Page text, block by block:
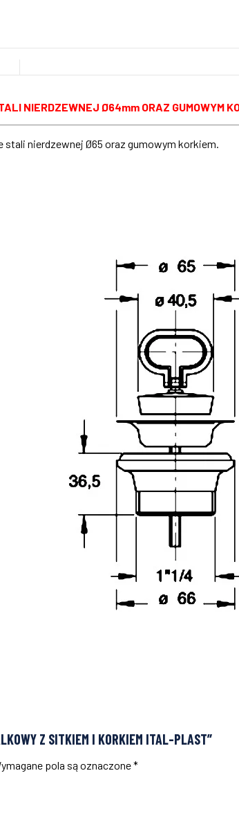
NIERDZEWNEJ Ø64mm ORAZ GUMOWYM
stali nierdzewnej Ø65 oraz gumowym korkiem.
Z SITKIEM I KORKIEM ITAL-PLAST”
pola są oznaczone*